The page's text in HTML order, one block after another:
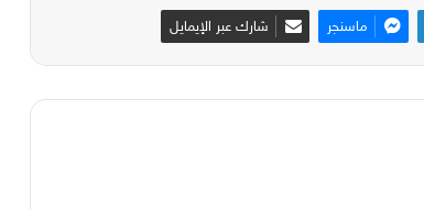
ماسنجر شارك عبر الإيمايل